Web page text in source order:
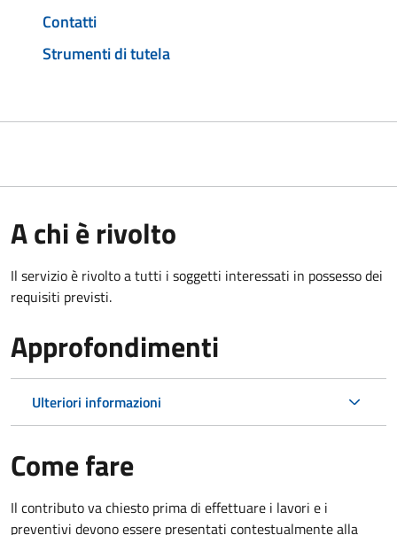
Contatti
Strumenti di tutela
A chi è rivolto
Il servizio è rivolto a tutti i soggetti interessati in possesso dei
requisiti previsti.
Approfondimenti
Ulteriori informazioni
Come fare
Il contributo va chiesto prima di effettuare i lavori e i
preventivi devono essere presentati contestualmente alla